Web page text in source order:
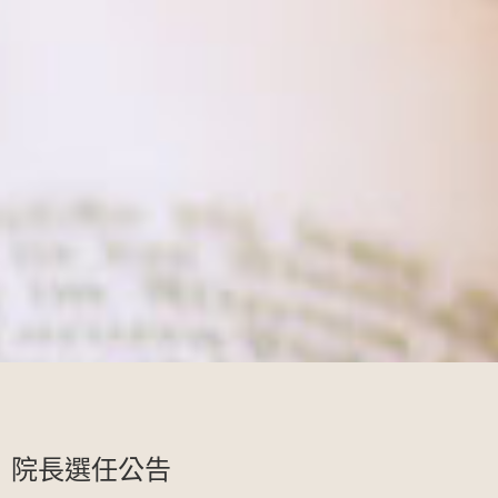
院長選任公告